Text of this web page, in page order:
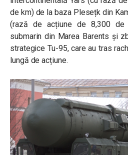
de km) de la baza Plesețk din
(rază de acțiune de 8,300
submarin din Marea Barents și
strategice Tu-95, care au tras
lungă de acțiune.